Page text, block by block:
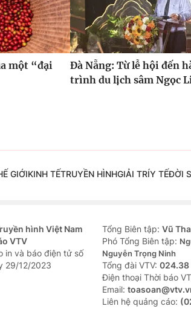
một “đại
Đà Nẵng: Từ lễ hội đến
trình du lịch sâm Ngọc
GIỚIKINH TẾTRUYỀN HÌNHGIẢI TRÍY TẾĐỜI
hình Việt Nam
VTV
in và báo điện tử số
29/12/2023
Tổng Biên tập: Vũ
Phó Tổng Biên tập:
Nguyễn Trọng Ninh
Tổng đài VTV: 024.38
Ðiện thoại Thời báo
Email:
Liên hệ quảng cáo: